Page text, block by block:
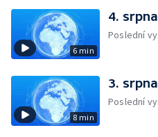
6 min
4.
Poslední
8 min
3.
Poslední